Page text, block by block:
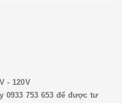
- 120V
0933 753 653 để được tư